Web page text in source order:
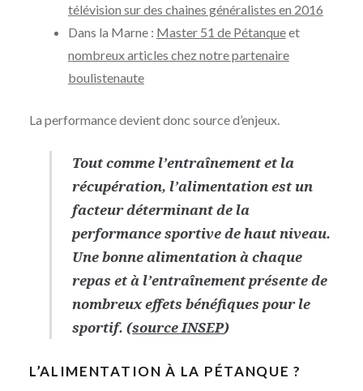
télévision sur des chaines généralistes en 2016
Dans la Marne : Master 51 de Pétanqueet
nombreux articles chez notre partenaire
boulistenaute
La performance devient donc source d’enjeux.
Tout comme l’entraînement et la
récupération, l’alimentation est un
facteur déterminant de la
performance sportive de haut niveau.
Une bonne alimentation à chaque
repas et à l’entraînement présente de
nombreux effets bénéfiques pour le
sportif. (source INSEP)
L’ALIMENTATION À LA PÉTANQUE ?